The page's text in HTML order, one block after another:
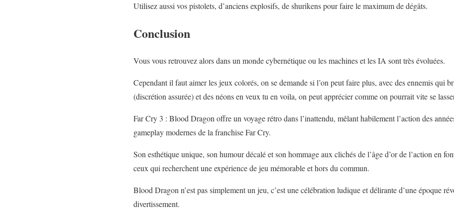
Utilisez aussi vos pistolets, d’anciens explosifs, de shurikens pour faire le maximum de dégâts.
Conclusion
Vous vous retrouvez alors dans un monde cybernétique ou les machines et les IA sont très évoluées.
Cependant il faut aimer les jeux colorés, on se demande si l’on peut faire plus, avec des ennemis qui
(discrétion assurée) et des néons en veux tu en voila, on peut apprécier comme on pourrait vite se
Far Cry 3 : Blood Dragon offre un voyage rétro dans l’inattendu, mêlant habilement l’action des
gameplay modernes de la franchise Far Cry.
Son esthétique unique, son humour décalé et son hommage aux clichés de l’âge d’or de l’action en
ceux qui recherchent une expérience de jeu mémorable et hors du commun.
Blood Dragon n’est pas simplement un jeu, c’est une célébration ludique et délirante d’une époque
divertissement.